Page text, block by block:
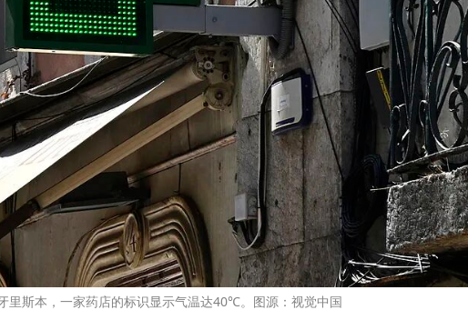
里斯本，一家药店的标识显示气温达40℃。图源：视觉中国